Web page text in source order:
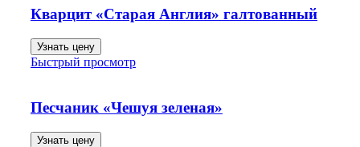
Кварцит «Старая Англия» галтованный
Узнать цену
Быстрый просмотр
Песчаник «Чешуя зеленая»
Узнать цену